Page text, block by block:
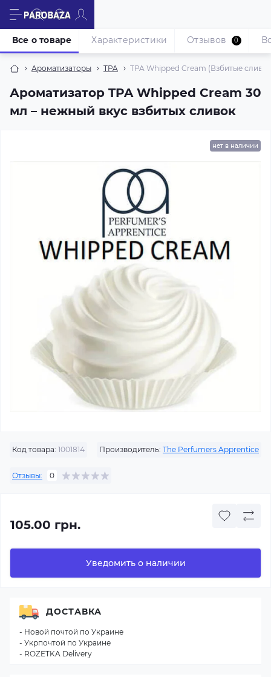
Ароматизаторы TPA TPA Whipped Cream (Взбитые
Ароматизатор TPA Whipped Cream 30
мл – нежный вкус взбитых сливок
Все о товаре Характеристики Отзывов 0
нет в наличии
Код товара: 1001814 Производитель: The Perfumers Apprentice
Отзывы: 0
105.00 грн.
Уведомить о наличии
ДОСТАВКА
- Новой почтой по Украине
- Укрпочтой по Украине
- ROZETKA Delivery